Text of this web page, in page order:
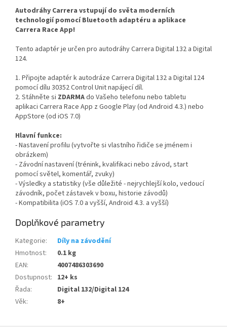
Autodráhy Carrera vstupují do světa moderních
technologií pomocí Bluetooth adaptéru a aplikace
Carrera Race App!
Tento adaptér je určen pro autodráhy Carrera Digital 132 a Digital
124.
1. Připojte adaptér k autodráze Carrera Digital 132 a Digital 124
pomocí dílu 30352 Control Unit napájecí díl.
2. Stáhněte si ZDARMAdo Vašeho telefonu nebo tabletu
aplikaci Carrera Race App z Google Play (od Android 4.3.) nebo
AppStore (od iOS 7.0)
Hlavní funkce:
- Nastavení profilu (vytvořte si vlastního řidiče se jménem i
obrázkem)
- Závodní nastavení (trénink, kvalifikaci nebo závod, start
pomocí světel, komentář, zvuky)
- Výsledky a statistiky (vše důležité - nejrychlejší kolo, vedoucí
závodník, počet zástavek v boxu, historie závodů)
- Kompatibilita (iOS 7.0 a vyšší, Android 4.3. a vyšší)
Doplňkové parametry
Kategorie:
Díly na závodění
Hmotnost:
0.1 kg
EAN:
4007486303690
Dostupnost: 12+ ks
Řada:
Digital 132/Digital 124
Věk: 8+